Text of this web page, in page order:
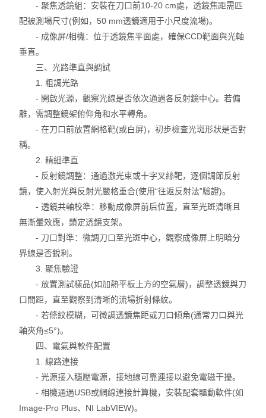
- 聚焦透鏡組：安裝在刀口前10-20 cm處，透鏡焦距需匹
配被測場尺寸(例如，50 mm透鏡適用于小尺度流場)。
- 成像屏/相機：位于透鏡焦平面處，確保CCD靶面與光軸
垂直。
三、光路準直與調試
1. 粗調光路
- 開啟光源，觀察光線是否依次通過各反射鏡中心。若偏
離，需調整鏡架俯仰角和水平轉角。
- 在刀口前放置網格靶(或白屏)，初步檢查光斑形狀是否對
稱。
2. 精細準直
- 反射鏡調整：通過激光束或十字叉絲靶，逐個調節反射
鏡，使入射光與反射光嚴格重合(使用“往返反射法”驗證)。
- 透鏡共軸校準：移動成像屏前后位置，直至光斑清晰且
無漸暈效應，鎖定透鏡支架。
- 刀口對準：微調刀口至光斑中心，觀察成像屏上明暗分
界線是否銳利。
3. 聚焦驗證
- 放置測試樣品(如加熱平板上方的空氣層)，調整透鏡與刀
口間距，直至觀察到清晰的流場折射條紋。
- 若條紋模糊，可微調透鏡焦距或刀口傾角(通常刀口與光
軸夾角≤5°)。
四、電氣與軟件配置
1. 線路連接
- 光源接入穩壓電源，接地線可靠連接以避免電磁干擾。
- 相機通過USB或網線連接計算機，安裝配套驅動軟件(如
Image-Pro Plus、NI LabVIEW)。